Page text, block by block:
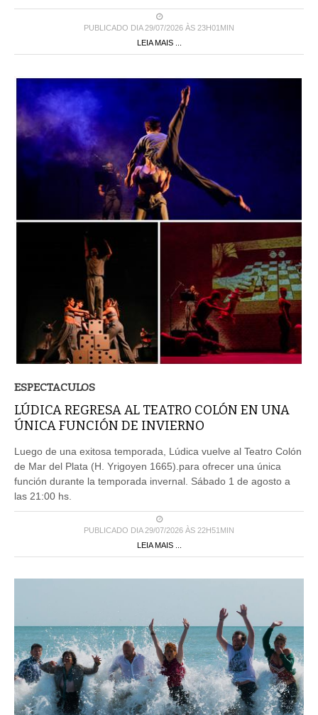
PUBLICADO DIA 29/07/2026 ÀS 23H01MIN
LEIA MAIS ...
ESPECTACULOS
LÚDICA REGRESA AL TEATRO COLÓN EN UNA
ÚNICA FUNCIÓN DE INVIERNO
Luego de una exitosa temporada, Lúdica vuelve al Teatro Colón
de Mar del Plata (H. Yrigoyen 1665).para ofrecer una única
función durante la temporada invernal. Sábado 1 de agosto a
las 21:00 hs.
PUBLICADO DIA 29/07/2026 ÀS 22H51MIN
LEIA MAIS ...